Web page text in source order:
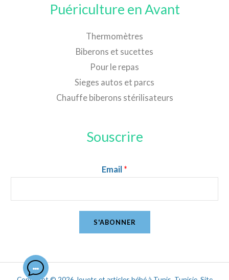
Puériculture en Avant
Thermomètres
Biberons et sucettes
Pour le repas
Sieges autos et parcs
Chauffe biberons stérilisateurs
Souscrire
Email *
S'ABONNER